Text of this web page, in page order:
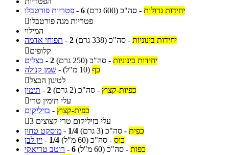
פטריות פורטבלו - 6 יחידות גדולות - סה"כ (600 גרם)
פטריות מגה פורטבלו
המילוי
תפוחי אדמה - 2 יחידות בינוניות - סה"כ (338 גרם)
קלופים
בצלים - 2 יחידות בינוניות - סה"כ (250 גרם)
שמן קנולה - כף (10 מ"ל)
לטיגון הבצל
תימין - 2 כפיות-קצוץ - סה"כ (2 גרם)
עלי תימין טרי
בזיליקום - כפית-קצוץ

3 עלי בזיליקום טרי קצוצים
מוסקט טחון - 1/4 כפית - סה"כ (3 גרם)
יין לבן - 1/4 כוס - סה"כ (60 מ"ל)
רוטב טריאקי - 6 כפות - סה"כ (60 מ"ל)